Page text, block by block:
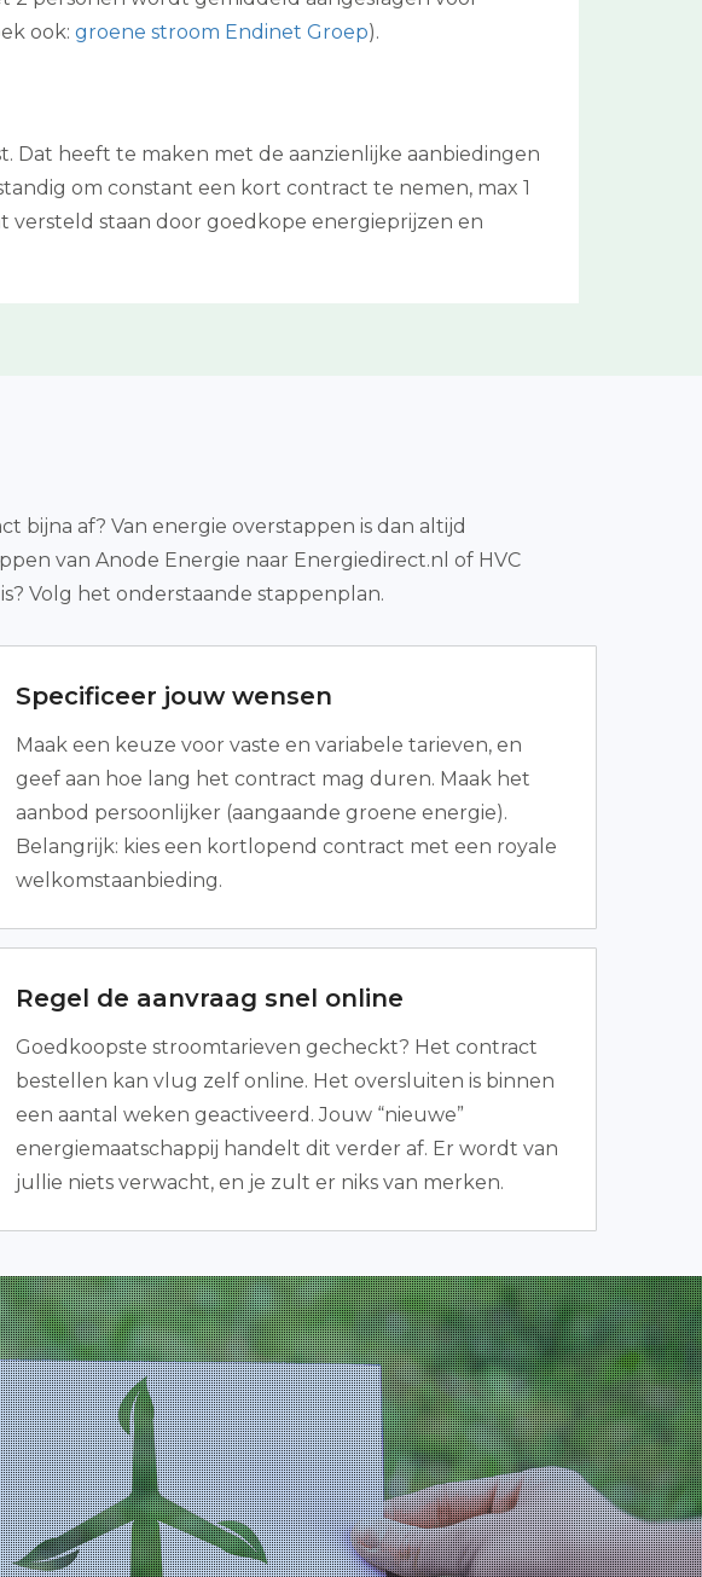
ook: groene stroom Endinet Groep).
Dat heeft te maken met de aanzienlijke aanbiedingen
om constant een kort contract te nemen, max 1
versteld staan door goedkope energieprijzen en
bijna af? Van energie overstappen is dan altijd
van Anode Energie naar Energiedirect.nl of HVC
Volg het onderstaande stappenplan.
Specificeer jouw wensen
Maak een keuze voor vaste en variabele tarieven, en
geef aan hoe lang het contract mag duren. Maak het
aanbod persoonlijker (aangaande groene energie).
Belangrijk: kies een kortlopend contract met een royale
welkomstaanbieding.
Regel de aanvraag snel online
Goedkoopste stroomtarieven gecheckt? Het contract
bestellen kan vlug zelf online. Het oversluiten is binnen
een aantal weken geactiveerd. Jouw “nieuwe”
energiemaatschappij handelt dit verder af. Er wordt van
jullie niets verwacht, en je zult er niks van merken.